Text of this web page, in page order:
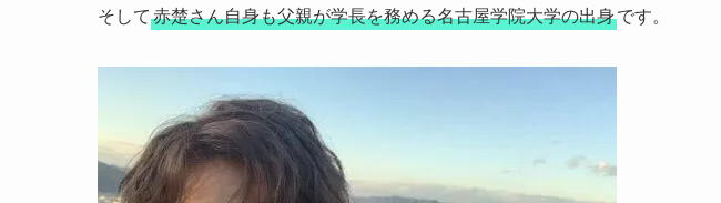
そして赤楚さん自身も父親が学長を務める名古屋学院大学の出身です。